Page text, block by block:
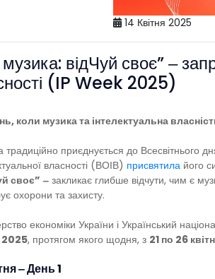
14 Квітня 2025
музика: відЧуй своє” ‒
(IP Week 2025)
коли музика та інтелектуальна
традиційно приєднується до Всесвітнього
власності (ВОІВ) присвятила його
своє” ‒ закликає глибше відчути, чим є
охорони та захисту.
економіки України і Український
, протягом якого щодня, з 21 по 26
‒ День 1